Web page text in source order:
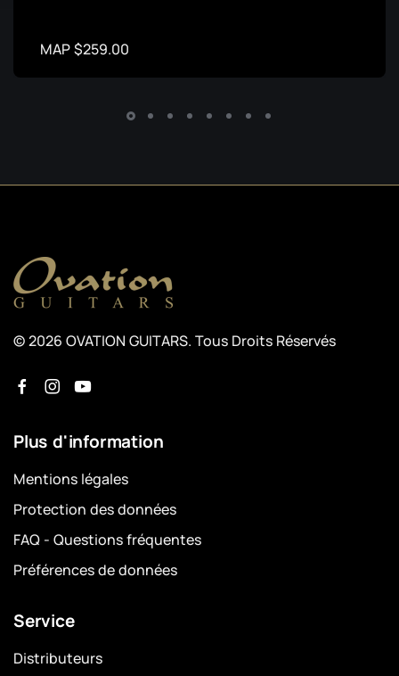
MAP $259.00
© 2026 OVATION GUITARS. Tous Droits Réservés
Plus d'information
Mentions légales
Protection des données
FAQ - Questions fréquentes
Préférences de données
Service
Distributeurs